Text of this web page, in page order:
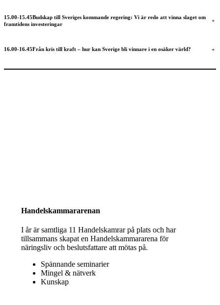
15.00-15.45ㅤBudskap till Sveriges kommande regering: Vi är redo att vinna slaget om
framtidens investeringar
+
16.00-16.45ㅤFrån kris till kraft – hur kan Sverige bli vinnare i en osäker värld? +
Handelskammararenan
I år är samtliga 11 Handelskamrar på plats och har
tillsammans skapat en Handelskammararena för
näringsliv och beslutsfattare att mötas på.
Spännande seminarier
Mingel & nätverk
Kunskap